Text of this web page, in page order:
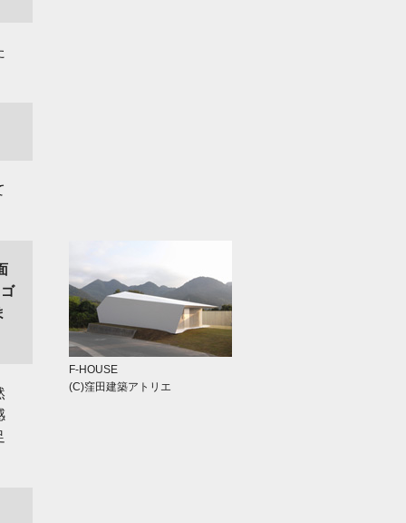
F-HOUSE
(C)窪田建築アトリエ